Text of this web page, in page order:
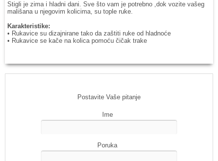
Stigli je zima i hladni dani. Sve što vam je potrebno ,dok vozite vašeg
mališana u njegovim kolicima, su tople ruke.
Karakteristike:
• Rukavice su dizajnirane tako da zaštiti ruke od hladnoće
• Rukavice se kače na kolica pomoću čičak trake
Postavite Vaše pitanje
Ime
Poruka